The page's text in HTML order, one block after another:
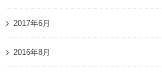
2017年6月
2016年8月